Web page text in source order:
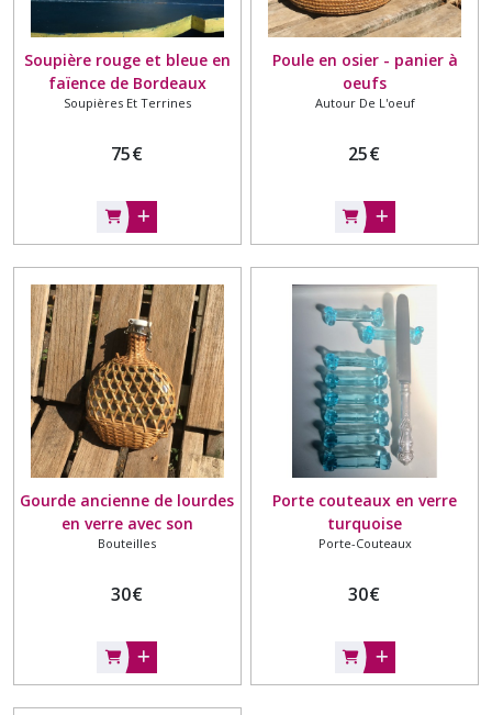
Soupière rouge et bleue en
faïence de Bordeaux
Vieillard
Soupières Et Terrines
75€
Poule en osier - panier à
oeufs
Autour De L'oeuf
25€
Gourde ancienne de lourdes
en verre avec son
entourage en osier tresse
Bouteilles
30€
Porte couteaux en verre
turquoise
Porte-Couteaux
30€